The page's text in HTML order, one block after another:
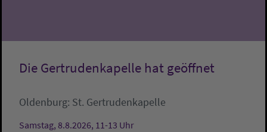
Die Gertrudenkapelle hat geöffnet
Oldenburg: St. Gertrudenkapelle
Samstag, 8.8.2026, 11-13 Uhr